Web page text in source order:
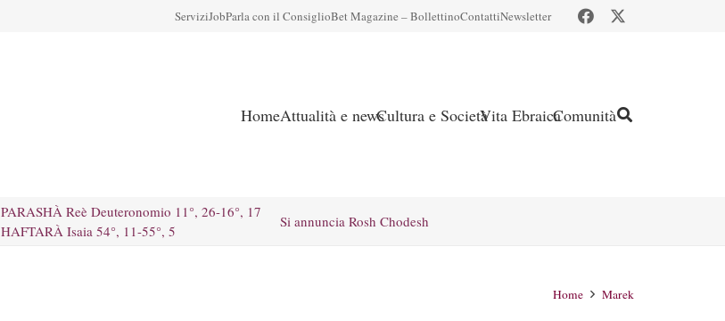
ServiziJobParla con il ConsiglioBet Magazine – BollettinoContattiNewsletter
HomeAttualità e newsCultura e SocietàVita EbraicaComunità
PARASHÀ Reè Deuteronomio 11°, 26-16°, 17
HAFTARÀ Isaia 54°, 11-55°, 5
Si annuncia Rosh Chodesh
Home Marek